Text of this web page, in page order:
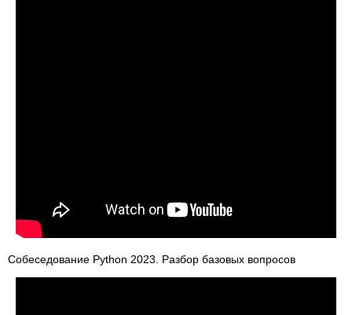
Собеседование Python 2023. Разбор базовых вопросов